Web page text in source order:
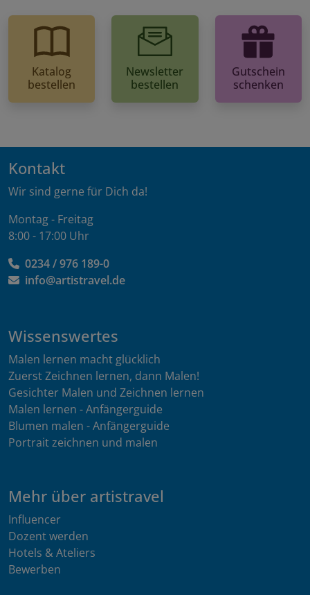
Katalog
bestellen
Newsletter
bestellen
Gutschein
schenken
Kontakt
Wir sind gerne für Dich da!
Montag - Freitag
8:00 - 17:00 Uhr
0234 / 976 189-0
info@artistravel.de
Wissenswertes
Malen lernen macht glücklich
Zuerst Zeichnen lernen, dann Malen!
Gesichter Malen und Zeichnen lernen
Malen lernen - Anfängerguide
Blumen malen - Anfängerguide
Portrait zeichnen und malen
Mehr über artistravel
Influencer
Dozent werden
Hotels & Ateliers
Bewerben